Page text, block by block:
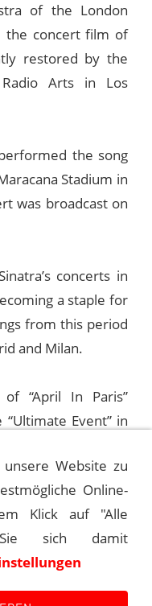
of the London
the concert film of
restored by the
Arts in Los
the song
Stadium in
was broadcast on
concerts in
a staple for
from this period
and Milan.
of “April In Paris”
Event” in
retained its poetic
to his 45-year
Main Event
Website zu
Online-
Klick auf "Alle
sich damit